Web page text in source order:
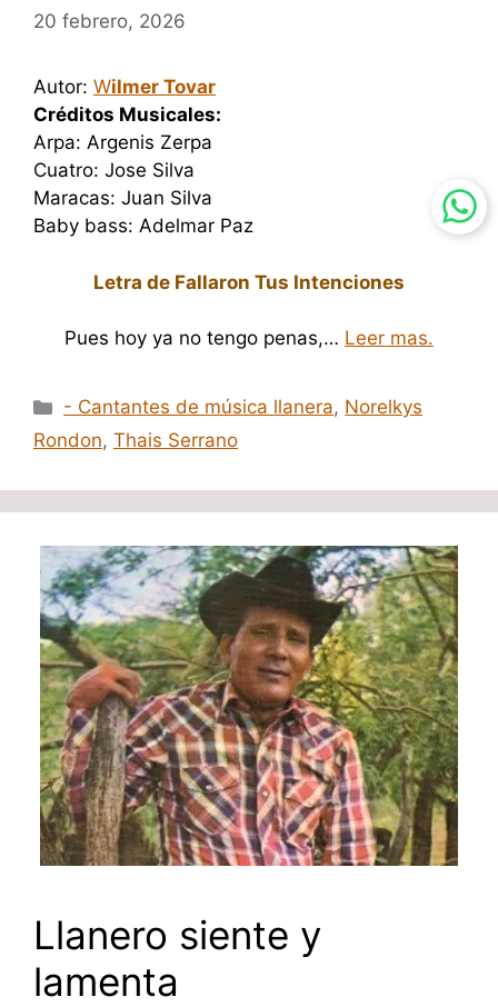
20 febrero, 2026
Autor: Wilmer Tovar
Créditos Musicales:
Arpa: Argenis Zerpa
Cuatro: Jose Silva
Maracas: Juan Silva
Baby bass: Adelmar Paz
Letra de Fallaron Tus Intenciones
Pues hoy ya no tengo penas,… Leer mas.
Categorías
- Cantantes de música llanera, Norelkys
Rondon, Thais Serrano
Llanero siente y
lamenta